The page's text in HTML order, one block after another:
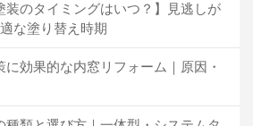
装のタイミングはいつ？】見逃しが
な塗り替え時期
に効果的な内窓リフォーム｜原因・